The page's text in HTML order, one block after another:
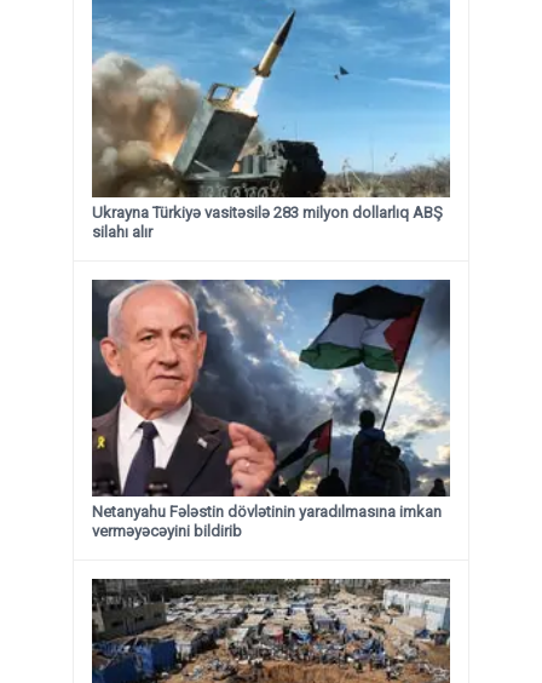
Ukrayna Türkiyə vasitəsilə 283 milyon dollarlıq ABŞ
silahı alır
Netanyahu Fələstin dövlətinin yaradılmasına imkan
verməyəcəyini bildirib